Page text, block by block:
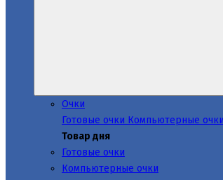
Очки
Готовые очки Компьютерные очки
Товар дня
Готовые очки
Компьютерные очки